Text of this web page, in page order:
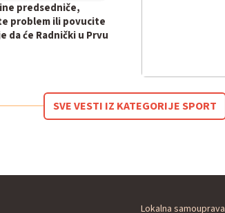
predsedniče,
problem ili povucite
da će Radnički u Prvu
SVE VESTI IZ KATEGORIJE SPORT
Lokalna samouprava